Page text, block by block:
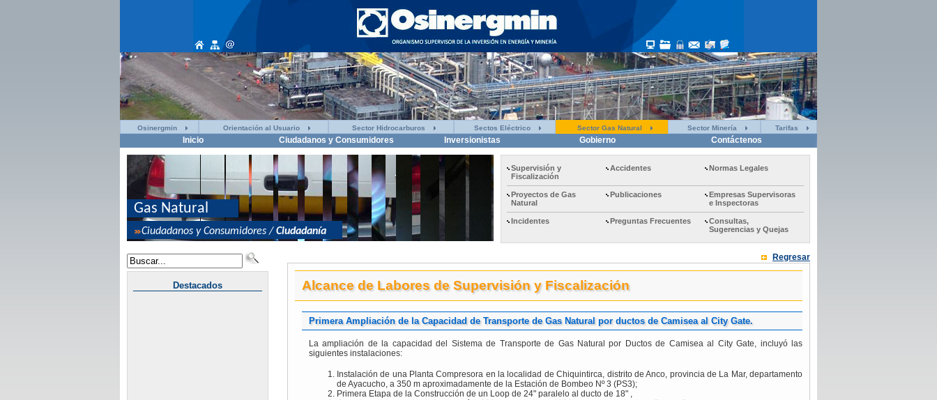
Osinergmin Orientación al Usuario Sector Hidrocarburos Sectos Eléctrico Sector Gas Natural Sector Minería Tarifas
Inicio Ciudadanos y Consumidores Inversionistas Gobierno Contáctenos
Supervisión y
Fiscalización
Accidentes Normas Legales
Proyectos de Gas
Natural
Publicaciones
Empresas Supervisoras
e Inspectoras
Incidentes Preguntas Frecuentes
Consultas,
Sugerencias y Quejas